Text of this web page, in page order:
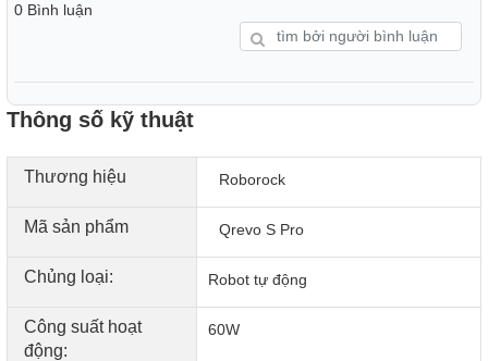
trạng vướng víu. Những lo ngại về tóc hay lông thú cưng
quấn vào chổi làm giảm hiệu suất làm việc giờ đây đã được
cho các linh kiện bên trong.
0 Bình luận
Thông số kỹ thuật
Thương hiệu Roborock
Mã sản phẩm Qrevo S Pro
Chủng loại: Robot tự động
Công suất hoạt
động:
60W